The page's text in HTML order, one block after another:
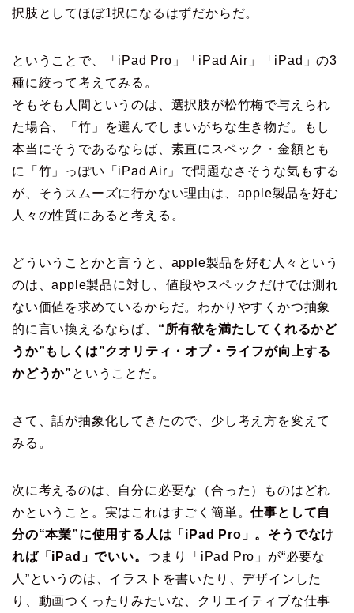
択肢としてほぼ1択になるはずだからだ。
ということで、「iPad Pro」「iPad Air」「iPad」の3
種に絞って考えてみる。
そもそも人間というのは、選択肢が松竹梅で与えられ
た場合、「竹」を選んでしまいがちな生き物だ。もし
本当にそうであるならば、素直にスペック・金額とも
に「竹」っぽい「iPad Air」で問題なさそうな気もする
が、そうスムーズに行かない理由は、apple製品を好む
人々の性質にあると考える。
どういうことかと言うと、apple製品を好む人々という
のは、apple製品に対し、値段やスペックだけでは測れ
ない価値を求めているからだ。わかりやすくかつ抽象
的に言い換えるならば、 “所有欲を満たしてくれるかど
うか”もしくは”クオリティ・オブ・ライフが向上する
かどうか” ということだ。
さて、話が抽象化してきたので、少し考え方を変えて
みる。
次に考えるのは、自分に必要な（合った）ものはどれ
かということ。実はこれはすごく簡単。仕事として自
分の“本業”に使用する人は「iPad Pro」。そうでなけ
れば「iPad」でいい。 つまり「iPad Pro」が“必要な
人”というのは、イラストを書いたり、デザインした
り、動画つくったりみたいな、クリエイティブな仕事